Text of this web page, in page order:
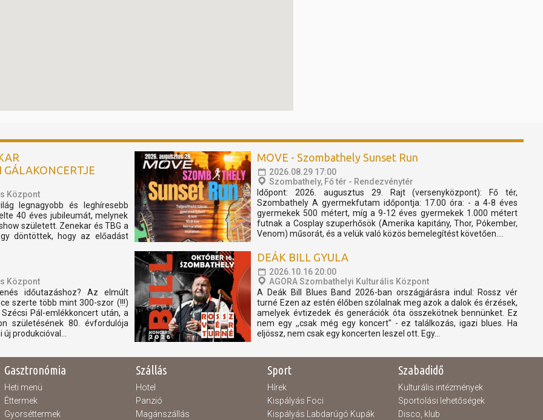
Központ
legnagyobb és leghíresebb
40 éves jubileumát, melynek
született. Zenekar és TBG a
döntöttek, hogy az előadást
MOVE - Szombathely Sunset Run
2026.08.29 17:00
Szombathely, Fő tér - Rendezvénytér
Időpont: 2026. augusztus 29. Rajt (versenyközpont): Fő tér,
Szombathely A gyermekfutam időpontja: 17.00 óra: - a 4-8 éves
gyermekek 500 métert, míg a 9-12 éves gyermekek 1.000 métert
futnak a Cosplay szuperhősök (Amerika kapitány, Thor, Pókember,
Venom) műsorát, és a velük való közös bemelegítést követően....
Központ
időutazáshoz? Az elmúlt
szerte több mint 300-szor (!!!)
Pál-emlékkoncert után, a
születésének 80. évfordulója
produkcióval...
DEÁK BILL GYULA
2026.10.16 20:00
AGORA Szombathelyi Kulturális Központ
A Deák Bill Blues Band 2026-ban országjárásra indul: Rossz vér
turné Ezen az estén élőben szólalnak meg azok a dalok és érzések,
amelyek évtizedek és generációk óta összekötnek bennünket. Ez
nem egy ,,csak még egy koncert" - ez találkozás, igazi blues. Ha
eljössz, nem csak egy koncerten leszel ott. Egy...
Gasztronómia
Heti menü
Éttermek
Gyorséttermek
Szállás
Hotel
Panzió
Magánszállás
Sport
Hírek
Kispályás Foci
Kispályás Labdarúgó Kupák
Szabadidő
Kulturális intézmények
Sportolási lehetőségek
Disco, klub